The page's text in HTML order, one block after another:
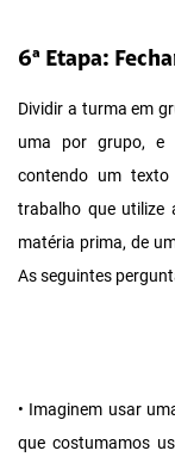
6ª Etapa:
Dividir a turma em
uma por grupo, e
contendo um
trabalho que
matéria prima, de
As seguintes
• Imaginem usar
que costumamos